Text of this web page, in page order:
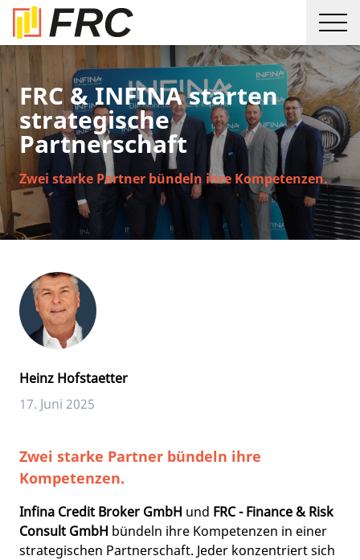
FRC & INFINA starten
strategische
Partnerschaft
Zwei starke Partner bündeln ihre Kompetenzen.
Heinz Hofstaetter
17. Juni 2025
Zwei starke Partner bündeln ihre
Kompetenzen.
Infina Credit Broker GmbH und FRC - Finance & Risk
Consult GmbH bündeln ihre Kompetenzen in einer
strategischen Partnerschaft. Jeder konzentriert sich